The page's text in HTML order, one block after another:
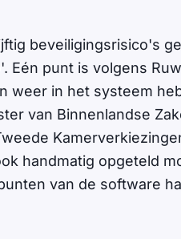
beveiligingsrisico's
Eén punt is volgens
weer in het systeem
van Binnenlandse
handmatig opgeteld
van de software